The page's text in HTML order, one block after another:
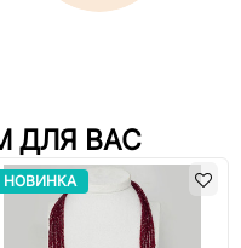
ДЛЯ ВАС
НОВИНКА